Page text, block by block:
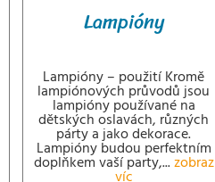
Lampióny
Lampióny – použití Kromě
lampiónových průvodů jsou
lampióny používané na
dětských oslavách, různých
párty a jako dekorace.
Lampióny budou perfektním
doplňkem vaší party,... zobraz
víc